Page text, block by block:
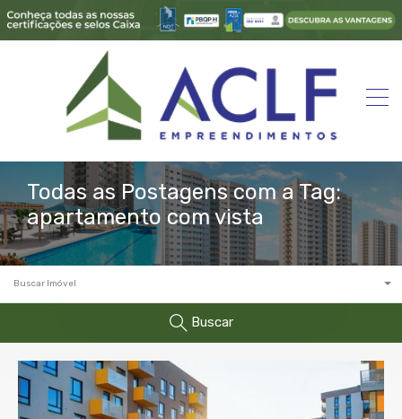
Todas as Postagens com a Tag:
apartamento com vista
Buscar Imóvel
Buscar